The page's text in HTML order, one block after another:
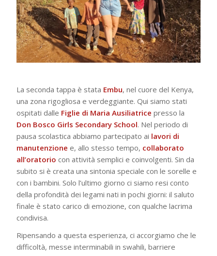
La seconda tappa è stata Embu, nel cuore del Kenya,
una zona rigogliosa e verdeggiante. Qui siamo stati
ospitati dalle Figlie di Maria Ausiliatrice presso la
Don Bosco Girls Secondary School. Nel periodo di
pausa scolastica abbiamo partecipato ai lavori di
manutenzione e, allo stesso tempo, collaborato
all’oratorio con attività semplici e coinvolgenti. Sin da
subito si è creata una sintonia speciale con le sorelle e
con i bambini. Solo l’ultimo giorno ci siamo resi conto
della profondità dei legami nati in pochi giorni: il saluto
finale è stato carico di emozione, con qualche lacrima
condivisa.
Ripensando a questa esperienza, ci accorgiamo che le
difficoltà, messe interminabili in swahili, barriere